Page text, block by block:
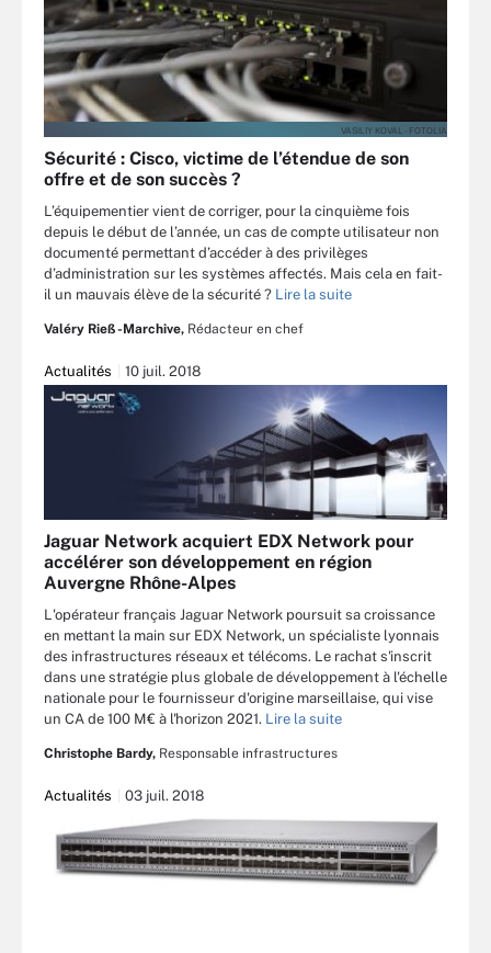
VASILIY KOVAL - FOTOLIA
Sécurité : Cisco, victime de l’étendue de son
offre et de son succès ?
L’équipementier vient de corriger, pour la cinquième fois
depuis le début de l’année, un cas de compte utilisateur non
documenté permettant d’accéder à des privilèges
d’administration sur les systèmes affectés. Mais cela en fait-
il un mauvais élève de la sécurité ? Lire la suite
Valéry Rieß-Marchive, Rédacteur en chef
Actualités 10 juil. 2018
Jaguar Network acquiert EDX Network pour
accélérer son développement en région
Auvergne Rhône-Alpes
L'opérateur français Jaguar Network poursuit sa croissance
en mettant la main sur EDX Network, un spécialiste lyonnais
des infrastructures réseaux et télécoms. Le rachat s'inscrit
dans une stratégie plus globale de développement à l'échelle
nationale pour le fournisseur d'origine marseillaise, qui vise
un CA de 100 M€ à l'horizon 2021. Lire la suite
Christophe Bardy, Responsable infrastructures
Actualités 03 juil. 2018